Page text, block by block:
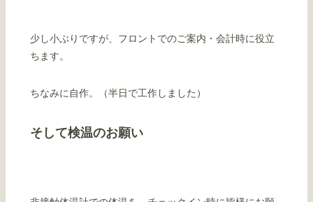
少し小ぶりですが、フロントでのご案内・会計時に役立
ちます。
ちなみに自作。（半日で工作しました）
そして検温のお願い